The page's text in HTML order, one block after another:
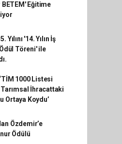
BETEM' Eğitime
Yılını '14. Yılın İş
Töreni' ile
1000 Listesi
İhracattaki
Ortaya Koydu’
Özdemir’e
Ödülü